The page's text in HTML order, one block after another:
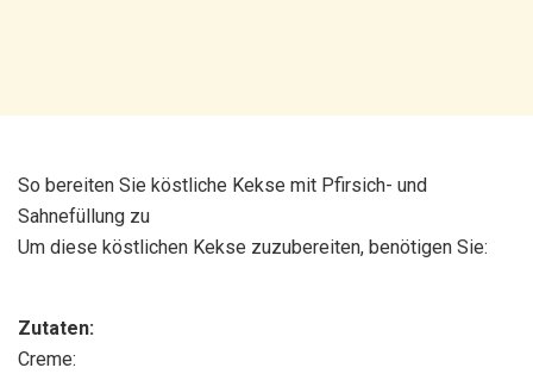
So bereiten Sie köstliche Kekse mit Pfirsich- und
Sahnefüllung zu
Um diese köstlichen Kekse zuzubereiten, benötigen Sie:
Zutaten:
Creme: